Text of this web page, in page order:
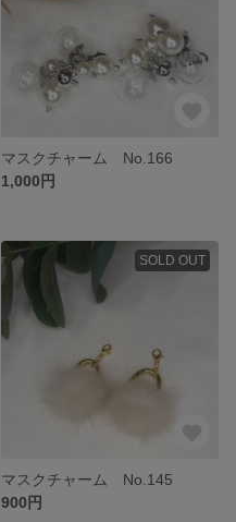
マスクチャーム No.166
1,000円
SOLD OUT
マスクチャーム No.145
900円